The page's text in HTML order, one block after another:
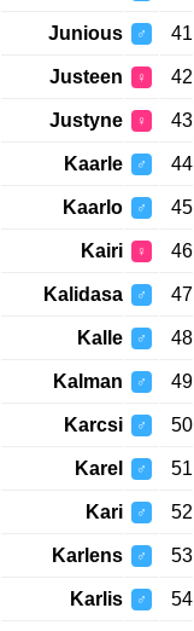
41
♂
Junious
42
♀
Justeen
43
♀
Justyne
44
♂
Kaarle
45
♂
Kaarlo
46
♀
Kairi
47
♂
Kalidasa
48
♂
Kalle
49
♂
Kalman
50
♂
Karcsi
51
♂
Karel
52
♂
Kari
53
♂
Karlens
54
♂
Karlis